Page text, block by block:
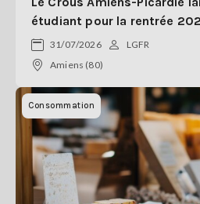
étudiant pour la rentrée
31/07/2026
LGFR
Amiens (80)
Consommation